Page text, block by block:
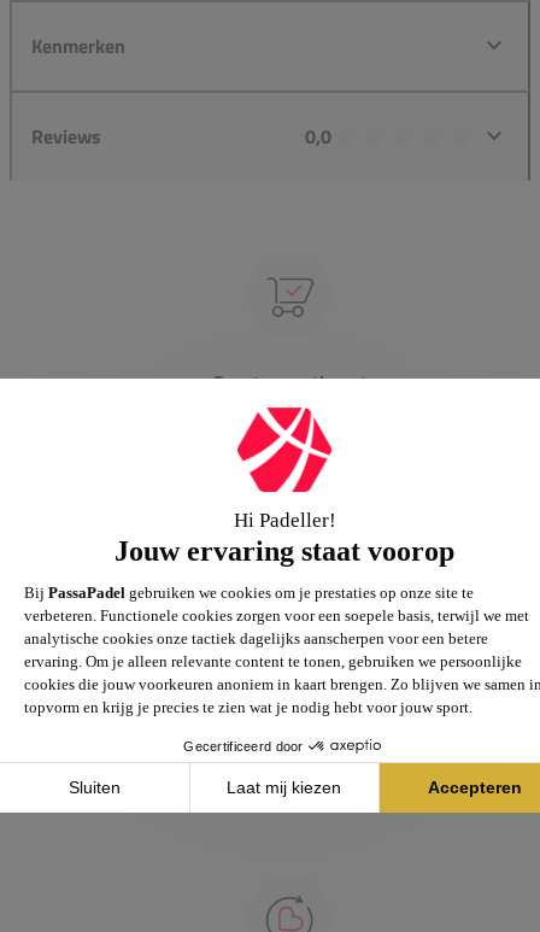
Kenmerken
Reviews 0,0
Groot assortiment
Gigantisch assortiment met meer dan 21.000+
artikelen
Passie voor de sport
Heb je vragen over onze producten? Onze specialisten
helpen je graag verder.